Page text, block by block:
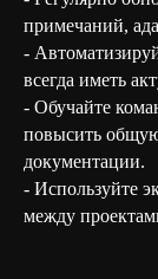
примечаний,
-
всегда иметь
- Обучайте
повысить
документации.
- Используйте
между